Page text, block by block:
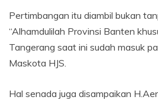
Pertimbangan itu diambil bukan
“Alhamdulilah Provinsi Banten
Tangerang saat ini sudah masuk
Maskota HJS.
Hal senada juga disampaikan